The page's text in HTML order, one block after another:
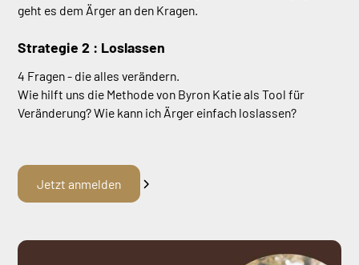
geht es dem Ärger an den Kragen.
Strategie 2 : Loslassen
4 Fragen - die alles verändern.
Wie hilft uns die Methode von Byron Katie als Tool für
Veränderung? Wie kann ich Ärger einfach loslassen?
Jetzt anmelden